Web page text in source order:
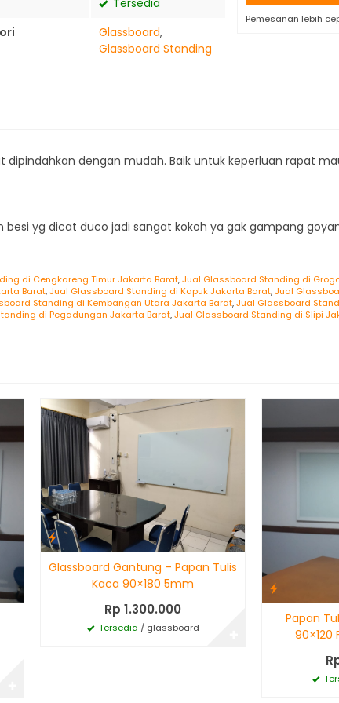
Tersedia
Glassboard,
Glassboard Standing
Pemesanan lebih
dipindahkan dengan mudah. Baik untuk keperluan rapat
yg dicat duco jadi sangat kokoh ya gak gampang
di Cengkareng Timur Jakarta Barat,Jual Glassboard Standing di
Barat,Jual Glassboard Standing di Kapuk Jakarta Barat,Jual
Standing di Kembangan Utara Jakarta Barat,Jual Glassboard
di Pegadungan Jakarta Barat,Jual Glassboard Standing di Slipi
Glassboard Gantung – Papan Tulis
Kaca 90×180 5mm
Rp 1.300.000
Tersedia / glassboard
Papan
90×120